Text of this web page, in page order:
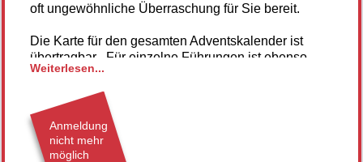
oft ungewöhnliche Überraschung für Sie bereit.
Die Karte für den gesamten Adventskalender ist
übertragbar . Für einzelne Führungen ist ebenso
eine Anmeldung nötig.
Gerne können Sie die Themenübersicht anfordern
unter sekretariat@muenchner-bildungswerk.de oder
unter Tel. 089/54 58 05-0.
Weiterlesen...
Anmeldung
nicht mehr
möglich